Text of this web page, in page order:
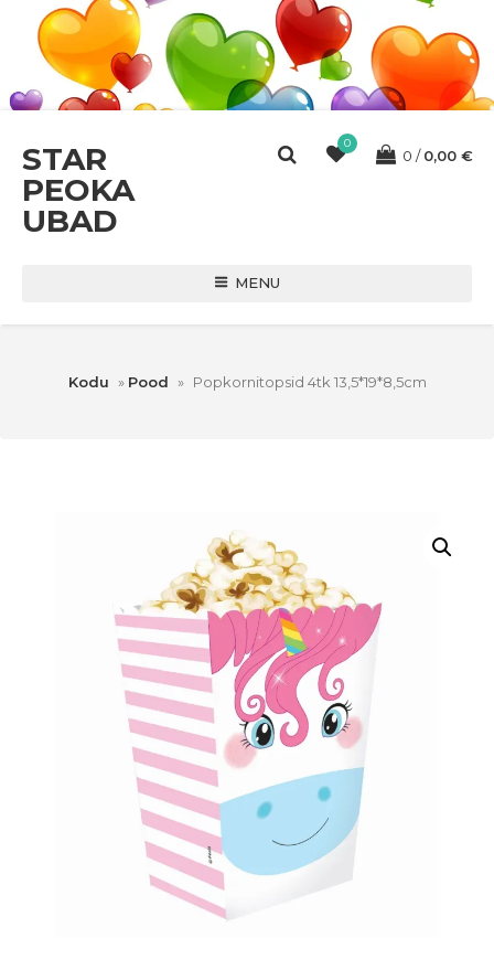
STAR
PEOKA
UBAD
0
0 0,00 €
MENU
Kodu » Pood » Popkornitopsid 4tk 13,5*19*8,5cm